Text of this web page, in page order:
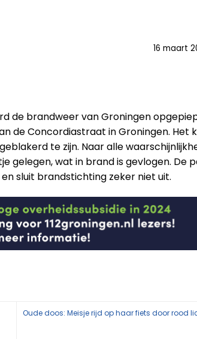
16 maart
de brandweer van Groningen
de Concordiastraat in Groningen. Het
te zijn. Naar alle
gelegen, wat in brand is gevlogen. De
sluit brandstichting zeker niet uit.
Oude doos: Meisje rijd op haar fiets door rood